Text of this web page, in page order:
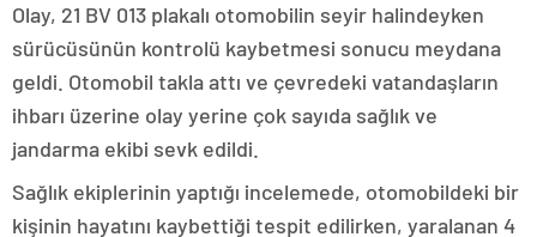
Olay, 21 BV 013 plakalı otomobilin seyir halindeyken
sürücüsünün kontrolü kaybetmesi sonucu meydana
geldi. Otomobil takla attı ve çevredeki vatandaşların
ihbarı üzerine olay yerine çok sayıda sağlık ve
jandarma ekibi sevk edildi.
Sağlık ekiplerinin yaptığı incelemede, otomobildeki bir
kişinin hayatını kaybettiği tespit edilirken, yaralanan 4